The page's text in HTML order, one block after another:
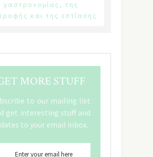
γαστρονομίας, της
και της εστίασης
MORE STUFF
to our mailing list
get interesting stuff and
to your email inbox.